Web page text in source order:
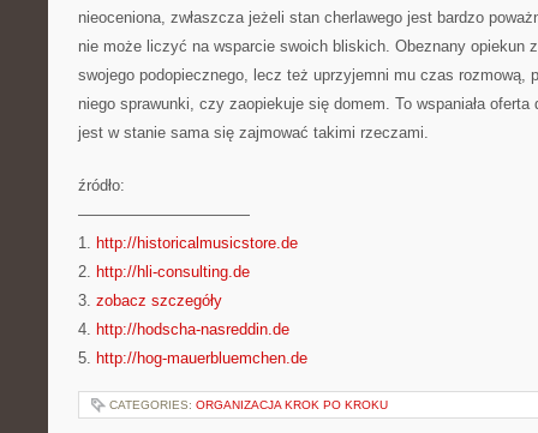
nieoceniona, zwłaszcza jeżeli stan cherlawego jest bardzo
nie może liczyć na wsparcie swoich bliskich. Obeznany opiekun
swojego podopiecznego, lecz też uprzyjemni mu czas rozmową,
niego sprawunki, czy zaopiekuje się domem. To wspaniała
jest w stanie sama się zajmować takimi rzeczami.
źródło:
———————————
1. http://historicalmusicstore.de
2. http://hli-consulting.de
3. zobacz szczegóły
4. http://hodscha-nasreddin.de
5. http://hog-mauerbluemchen.de
CATEGORIES: ORGANIZACJA KROK PO KROKU